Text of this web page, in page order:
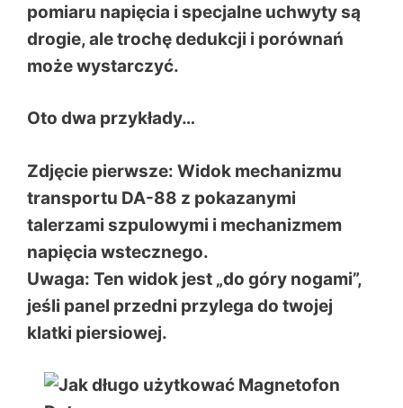
pomiaru napięcia i specjalne uchwyty są
drogie, ale trochę dedukcji i porównań
może wystarczyć.
Oto dwa przykłady…
Zdjęcie pierwsze: Widok mechanizmu
transportu DA-88 z pokazanymi
talerzami szpulowymi i mechanizmem
napięcia wstecznego.
Uwaga: Ten widok jest „do góry nogami”,
jeśli panel przedni przylega do twojej
klatki piersiowej.